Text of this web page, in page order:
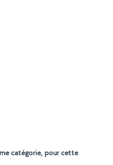
catégorie, pour cette